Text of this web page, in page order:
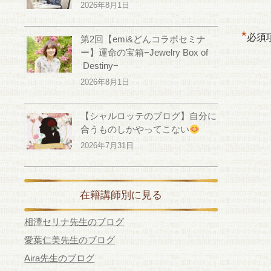
*必須
2026年8月1日
第2回【emi&どんコラボセミナ
ー】運命の宝箱−Jewelry Box of
Destiny−
2026年8月1日
【シャルロッテのブログ】自分に
合うものしかやってこない
2026年7月31日
在籍講師別に見る
相澤セリナ先生のブログ
愛葉仁美先生のブログ
Aira先生のブログ